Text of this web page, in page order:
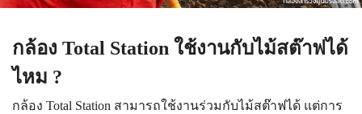
กล้อง Total Station ใช้งานกับไม้สต๊าฟได้
ไหม ?
กล้อง Total Station สามารถใช้งานร่วมกับไม้สต๊าฟได้ แต่การ